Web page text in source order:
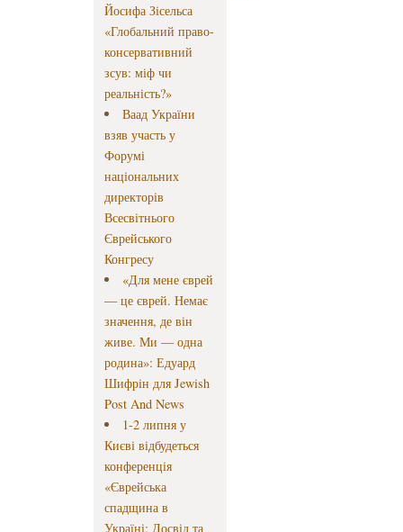
Йосифа Зісельса
«Глобальний право-
консервативний
зсув: міф чи
реальність?»
Ваад України
взяв участь у
Форумі
національних
директорів
Всесвітнього
Єврейського
Конгресу
«Для мене єврей
— це єврей. Немає
значення, де він
живе. Ми — одна
родина»: Едуард
Шифрін для Jewish
Post And News
1-2 липня у
Києві відбудеться
конференція
«Єврейська
спадщина в
Україні: Досвід та